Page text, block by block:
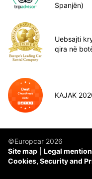
Spanjën)
Uebsajti
qira në
KAJAK
©Europcar 2026
Site map
Legal
Cookies, Security and